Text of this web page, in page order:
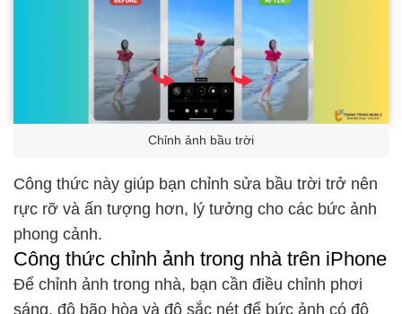
Chỉnh ảnh bầu trời
Công thức này giúp bạn chỉnh sửa bầu trời trở nên
rực rỡ và ấn tượng hơn, lý tưởng cho các bức ảnh
phong cảnh.
Công thức chỉnh ảnh trong nhà trên iPhone
Để chỉnh ảnh trong nhà, bạn cần điều chỉnh phơi
sáng, độ bão hòa và độ sắc nét để bức ảnh có độ